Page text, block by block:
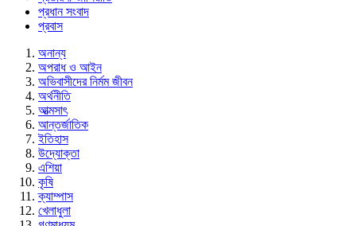
প্রধান সংবাদ
প্রবাস
অনান্য
অপরাধ ও আইন
অভিবাসীদের নির্মম জীবন
অর্থনীতি
আত্মসাৎ
আন্তর্জাতিক
ইতিহাস
উদ্যোক্তা
এশিয়া
কৃষি
ক্যাম্পাস
খেলাধুলা